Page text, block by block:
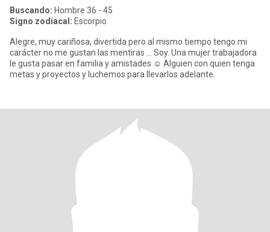
Buscando: Hombre 36 - 45
Signo zodiacal: Escorpio
Alegre, muy cariñosa, divertida pero al mismo tiempo tengo mi
carácter no me gustan las mentiras ... Soy. Una mujer trabajadora
le gusta pasar en familia y amistades ☺ Alguien con quien tenga
metas y proyectos y luchemos para llevarlos adelante.